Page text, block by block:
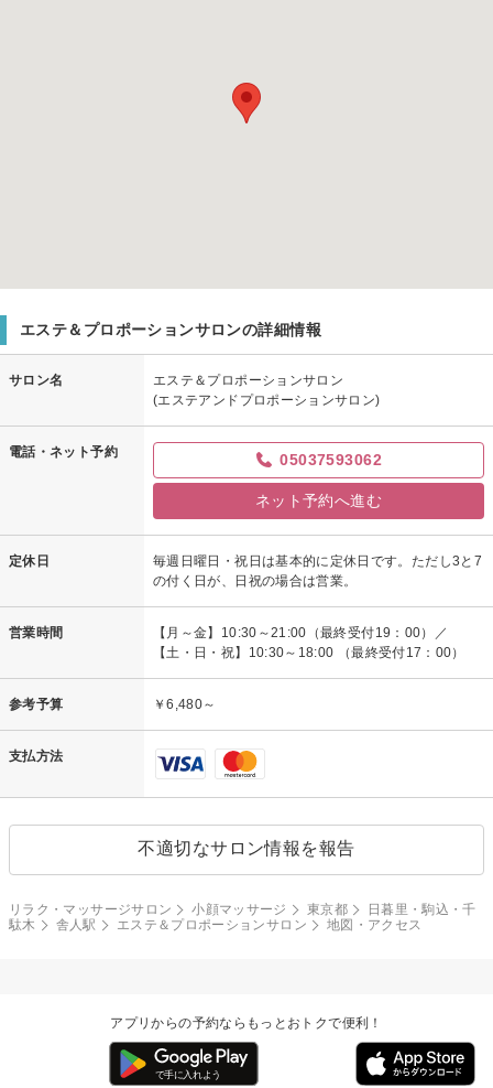
エステ＆プロポーションサロンの詳細情報
サロン名
エステ＆プロポーションサロン
(エステアンドプロポーションサロン)
電話・ネット予約 05037593062
ネット予約へ進む
定休日
毎週日曜日・祝日は基本的に定休日です。ただし3と7
の付く日が、日祝の場合は営業。
営業時間
【月～金】10:30～21:00（最終受付19：00）／
【土・日・祝】10:30～18:00 （最終受付17：00）
参考予算 ￥6,480～
支払方法
不適切なサロン情報を報告
リラク・マッサージサロン 小顔マッサージ 東京都
日暮里・駒込・千
駄木
舎人駅 エステ＆プロポーションサロン 地図・アクセス
アプリからの予約ならもっとおトクで便利！